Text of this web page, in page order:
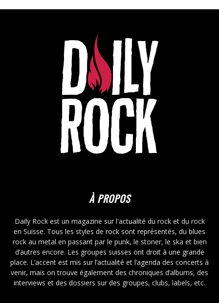
À PROPOS
Daily Rock est un magazine sur l'actualité du rock et du rock
en Suisse. Tous les styles de rock sont représentés, du blues
rock au metal en passant par le punk, le stoner, le ska et bien
d’autres encore. Les groupes suisses ont droit à une grande
place. L’accent est mis sur l’actualité et l’agenda des concerts à
venir, mais on trouve également des chroniques d’albums, des
interviews et des dossiers sur des groupes, clubs, labels, etc.